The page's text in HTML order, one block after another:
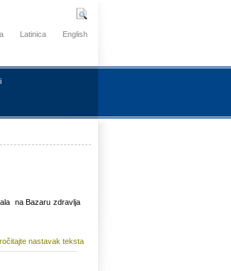
Latinica English
nа Bаzаru zdrаvljа
nastavak teksta